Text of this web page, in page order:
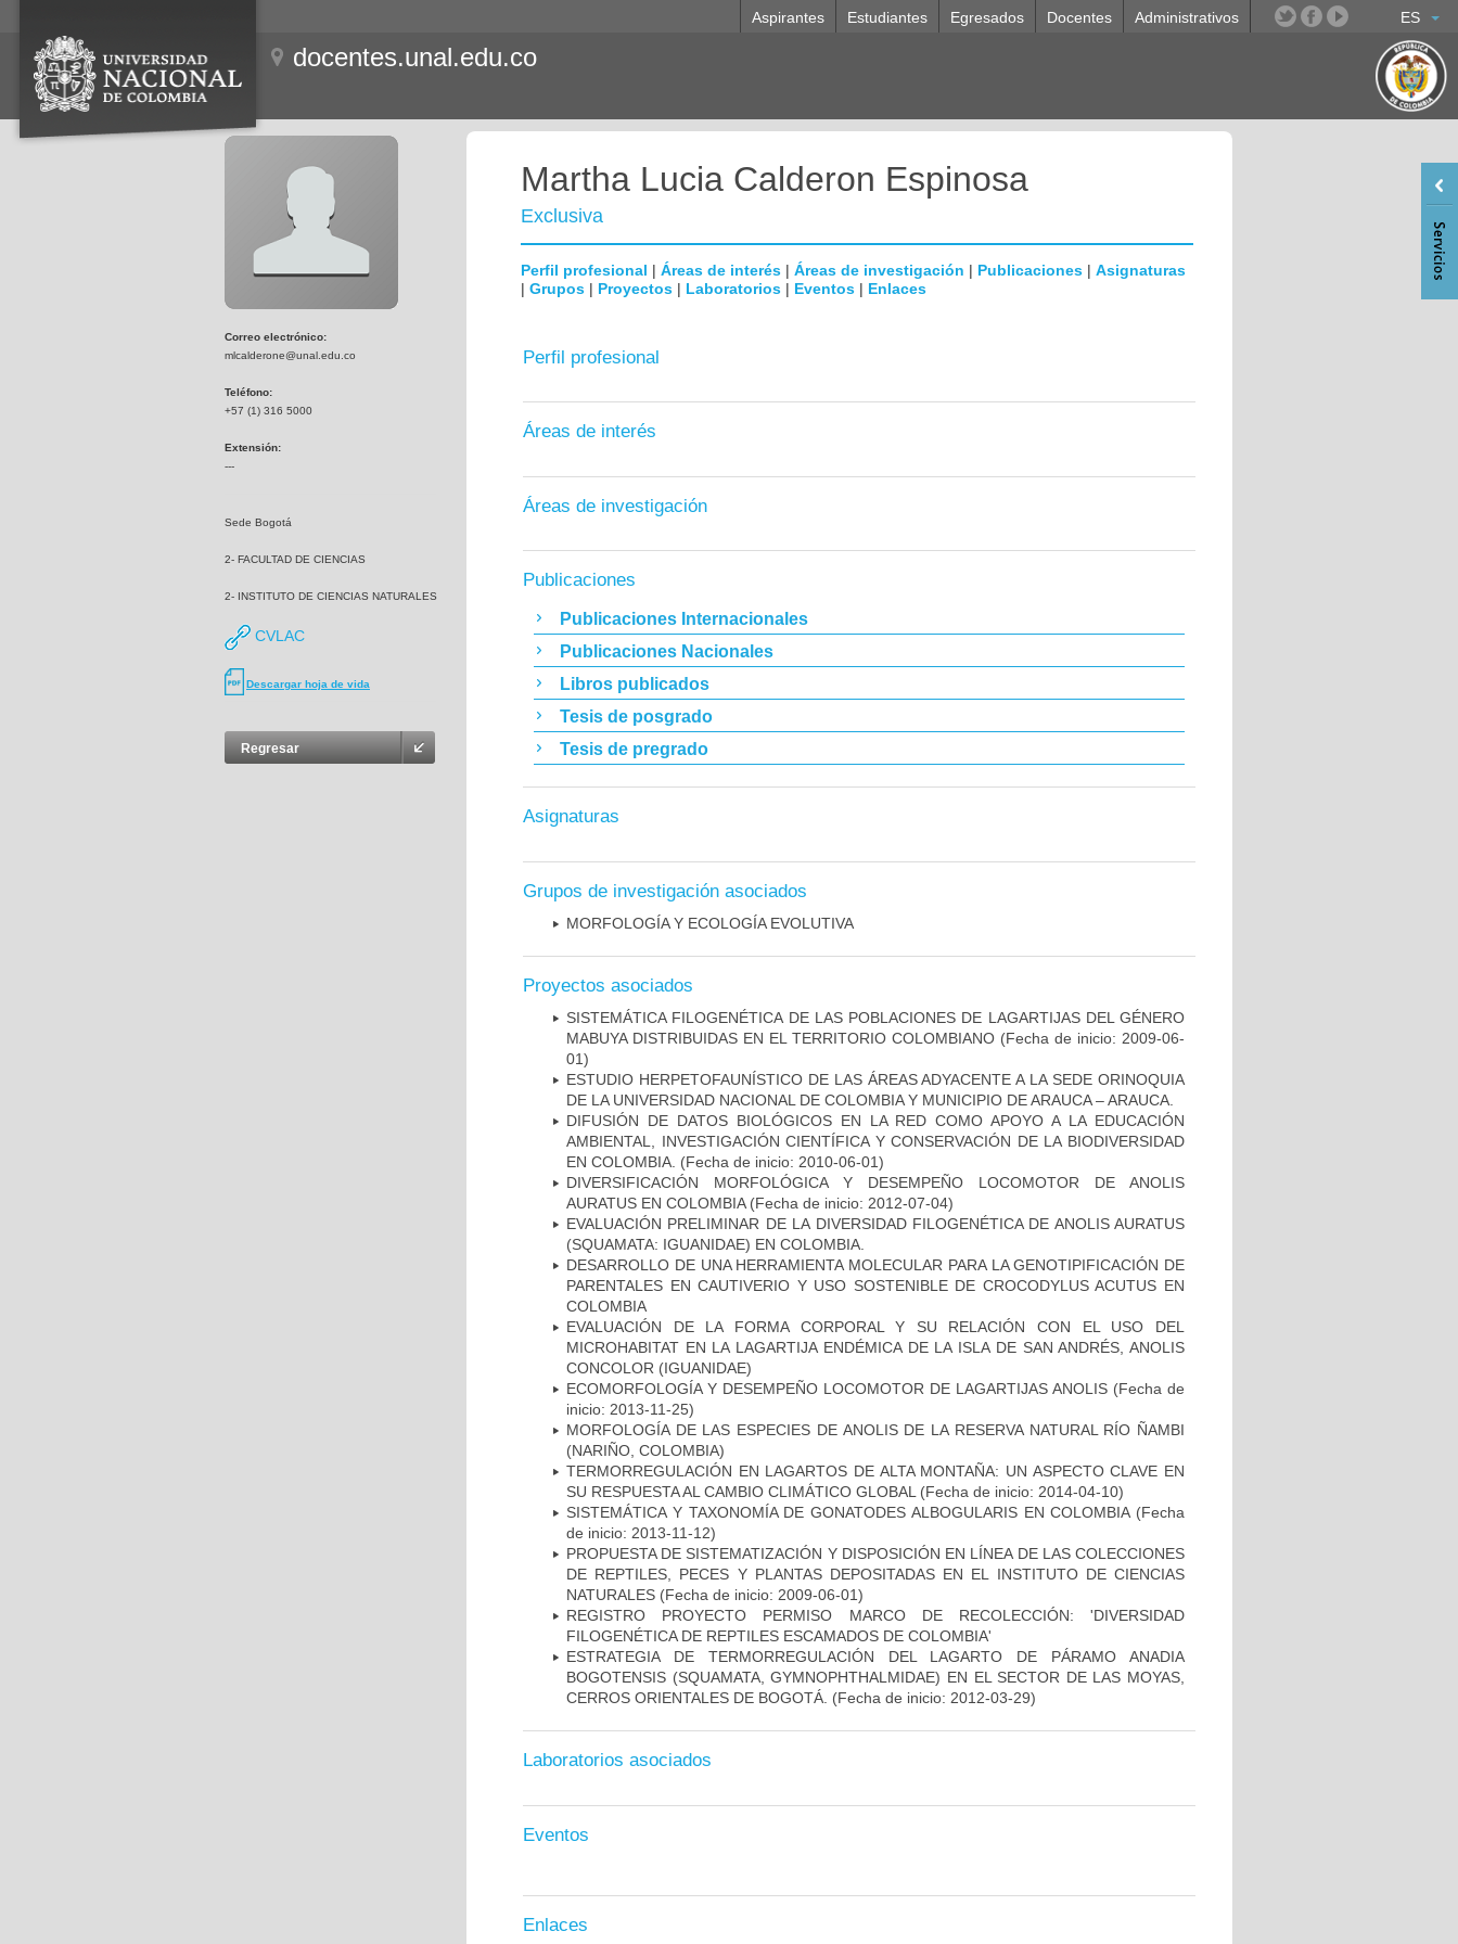
ES
Aspirantes Estudiantes Egresados Docentes Administrativos
docentes.unal.edu.co
Correo electrónico:
mlcalderone@unal.edu.co
Teléfono:
+57 (1) 316 5000
Extensión:
---
Sede Bogotá
2- FACULTAD DE CIENCIAS
2- INSTITUTO DE CIENCIAS NATURALES
CVLAC
Descargar hoja de vida
Regresar
Martha Lucia Calderon Espinosa
Exclusiva
Perfil profesional | Áreas de interés | Áreas de investigación | Publicaciones | Asignaturas
| Grupos | Proyectos | Laboratorios | Eventos | Enlaces
Perfil profesional
Áreas de interés
Áreas de investigación
Publicaciones
Publicaciones Internacionales
Publicaciones Nacionales
Libros publicados
Tesis de posgrado
Tesis de pregrado
Asignaturas
Grupos de investigación asociados
MORFOLOGÍA Y ECOLOGÍA EVOLUTIVA
Proyectos asociados
SISTEMÁTICA FILOGENÉTICA DE LAS POBLACIONES DE LAGARTIJAS DEL GÉNERO
MABUYA DISTRIBUIDAS EN EL TERRITORIO COLOMBIANO (Fecha de inicio: 2009-06-
01)
ESTUDIO HERPETOFAUNÍSTICO DE LAS ÁREAS ADYACENTE A LA SEDE ORINOQUIA
DE LA UNIVERSIDAD NACIONAL DE COLOMBIA Y MUNICIPIO DE ARAUCA – ARAUCA.
DIFUSIÓN DE DATOS BIOLÓGICOS EN LA RED COMO APOYO A LA EDUCACIÓN
AMBIENTAL, INVESTIGACIÓN CIENTÍFICA Y CONSERVACIÓN DE LA BIODIVERSIDAD
EN COLOMBIA. (Fecha de inicio: 2010-06-01)
DIVERSIFICACIÓN MORFOLÓGICA Y DESEMPEÑO LOCOMOTOR DE ANOLIS
AURATUS EN COLOMBIA(Fecha de inicio: 2012-07-04)
EVALUACIÓN PRELIMINAR DE LA DIVERSIDAD FILOGENÉTICA DE ANOLIS AURATUS
(SQUAMATA: IGUANIDAE) EN COLOMBIA.
DESARROLLO DE UNA HERRAMIENTA MOLECULAR PARA LA GENOTIPIFICACIÓN DE
PARENTALES EN CAUTIVERIO Y USO SOSTENIBLE DE CROCODYLUS ACUTUS EN
COLOMBIA
EVALUACIÓN DE LA FORMA CORPORAL Y SU RELACIÓN CON EL USO DEL
MICROHABITAT EN LA LAGARTIJA ENDÉMICA DE LA ISLA DE SAN ANDRÉS, ANOLIS
CONCOLOR (IGUANIDAE)
ECOMORFOLOGÍA Y DESEMPEÑO LOCOMOTOR DE LAGARTIJAS ANOLIS (Fecha de
inicio: 2013-11-25)
MORFOLOGÍA DE LAS ESPECIES DE ANOLIS DE LA RESERVA NATURAL RÍO ÑAMBI
(NARIÑO, COLOMBIA)
TERMORREGULACIÓN EN LAGARTOS DE ALTA MONTAÑA: UN ASPECTO CLAVE EN
SU RESPUESTA AL CAMBIO CLIMÁTICO GLOBAL (Fecha de inicio: 2014-04-10)
SISTEMÁTICA Y TAXONOMÍA DE GONATODES ALBOGULARIS EN COLOMBIA(Fecha
de inicio: 2013-11-12)
PROPUESTA DE SISTEMATIZACIÓN Y DISPOSICIÓN EN LÍNEA DE LAS COLECCIONES
DE REPTILES, PECES Y PLANTAS DEPOSITADAS EN EL INSTITUTO DE CIENCIAS
NATURALES (Fecha de inicio: 2009-06-01)
REGISTRO PROYECTO PERMISO MARCO DE RECOLECCIÓN: 'DIVERSIDAD
FILOGENÉTICA DE REPTILES ESCAMADOS DE COLOMBIA'
ESTRATEGIA DE TERMORREGULACIÓN DEL LAGARTO DE PÁRAMO ANADIA
BOGOTENSIS (SQUAMATA, GYMNOPHTHALMIDAE) EN EL SECTOR DE LAS MOYAS,
CERROS ORIENTALES DE BOGOTÁ. (Fecha de inicio: 2012-03-29)
Laboratorios asociados
Eventos
Enlaces